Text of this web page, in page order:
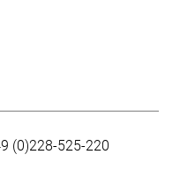
(0)228-525-220